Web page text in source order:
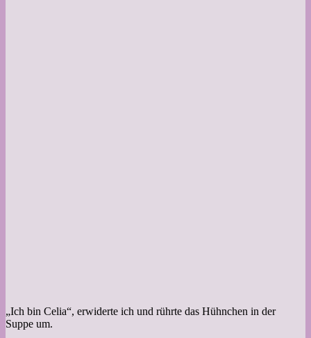
„Ich bin Celia“, erwiderte ich und rührte das Hühnchen in der
Suppe um.